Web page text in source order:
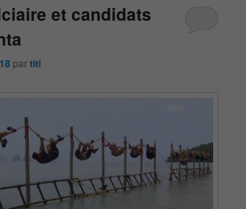
et candidats
partiti